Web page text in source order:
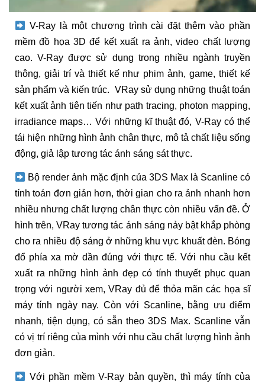
V-Ray là một chương trình cài đặt thêm vào phần
mềm đồ họa 3D để kết xuất ra ảnh, video chất lượng
cao. V-Ray được sử dụng trong nhiều ngành truyền
thông, giải trí và thiết kế như phim ảnh, game, thiết kế
sản phẩm và kiến trúc. VRay sử dụng những thuật toán
kết xuất ảnh tiên tiến như path tracing, photon mapping,
irradiance maps… Với những kĩ thuật đó, V-Ray có thể
tái hiện những hình ảnh chân thực, mô tả chất liệu sống
động, giả lập tương tác ánh sáng sát thực.
Bộ render ảnh mặc định của 3DS Max là Scanline có
tính toán đơn giản hơn, thời gian cho ra ảnh nhanh hơn
nhiều nhưng chất lượng chân thực còn nhiều vấn đề. Ở
hình trên, VRay tương tác ánh sáng nảy bật khắp phòng
cho ra nhiều độ sáng ở những khu vực khuất đèn. Bóng
đổ phía xa mờ dần đúng với thực tế. Với nhu cầu kết
xuất ra những hình ảnh đẹp có tính thuyết phục quan
trọng với người xem, VRay đủ để thỏa mãn các họa sĩ
máy tính ngày nay. Còn với Scanline, bằng ưu điểm
nhanh, tiện dụng, có sẵn theo 3DS Max. Scanline vẫn
có vị trí riêng của mình với nhu cầu chất lượng hình ảnh
đơn giản.
Với phần mềm V-Ray bản quyền, thì máy tính của